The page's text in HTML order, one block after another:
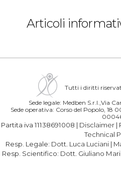
Articoli
Tutti i diritti
Sede legale: Medben S.r.l.,Via
Sede operativa: Corso del Popolo, 18
Partita iva 11138691008 | Disclaimer |
Technical
Resp. Legale: Dott. Luca Luciani |
Resp. Scientifico: Dott. Giuliano Mari